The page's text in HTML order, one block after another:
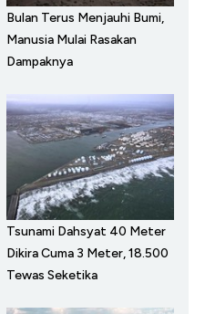
Bulan Terus Menjauhi Bumi,
Manusia Mulai Rasakan
Dampaknya
Tsunami Dahsyat 40 Meter
Dikira Cuma 3 Meter, 18.500
Tewas Seketika